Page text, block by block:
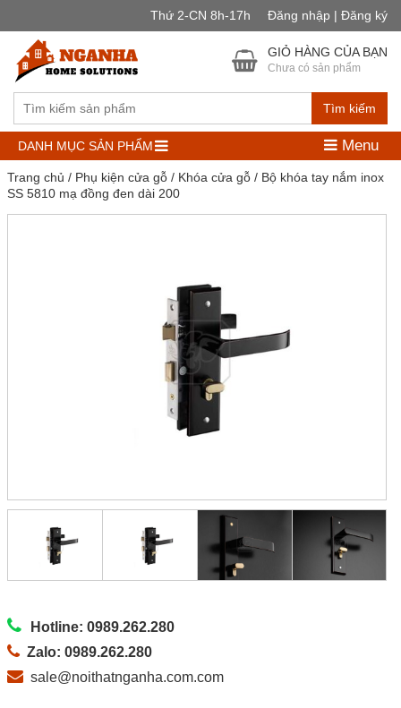
Thứ 2-CN 8h-17h Đăng nhập | Đăng ký
Tìm kiếm
GIỎ HÀNG CỦA BẠN
Chưa có sản phẩm
DANH MỤC SẢN PHẨM Menu
Trang chủ / Phụ kiện cửa gỗ/ Khóa cửa gỗ/ Bộ khóa tay nắm inox
SS 5810 mạ đồng đen dài 200
Hotline: 0989.262.280
Zalo: 0989.262.280
sale@noithatnganha.com.com